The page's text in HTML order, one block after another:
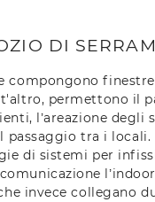
DI
compongono
permettono il
l’areazione degli
passaggio tra i locali.
di sistemi per
invece collegano